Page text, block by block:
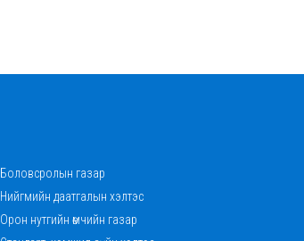
Боловсролын газар
Нийгмийн даатгалын хэлтэс
Орон нутгийн өмчийн газар